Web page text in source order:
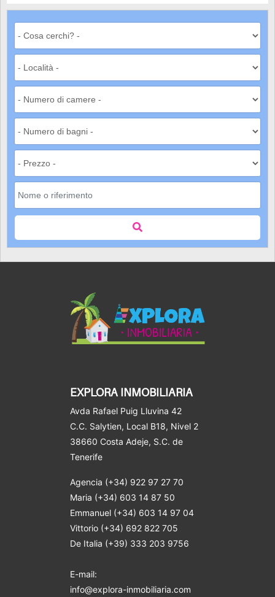
EXPLORA INMOBILIARIA
Avda Rafael Puig Lluvina 42
C.C. Salytien, Local B18, Nivel 2
38660 Costa Adeje, S.C. de
Tenerife
Agencia (+34) 922 97 27 70
Maria (+34) 603 14 87 50
Emmanuel (+34) 603 14 97 04
Vittorio (+34) 692 822 705
De Italia (+39) 333 203 9756
E-mail:
info@explora-inmobiliaria.com